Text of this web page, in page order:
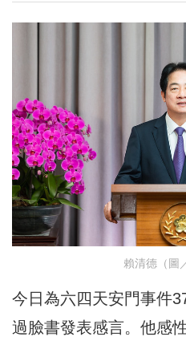
賴清德（圖
今日為六四天安門事件
過臉書發表感言。他感